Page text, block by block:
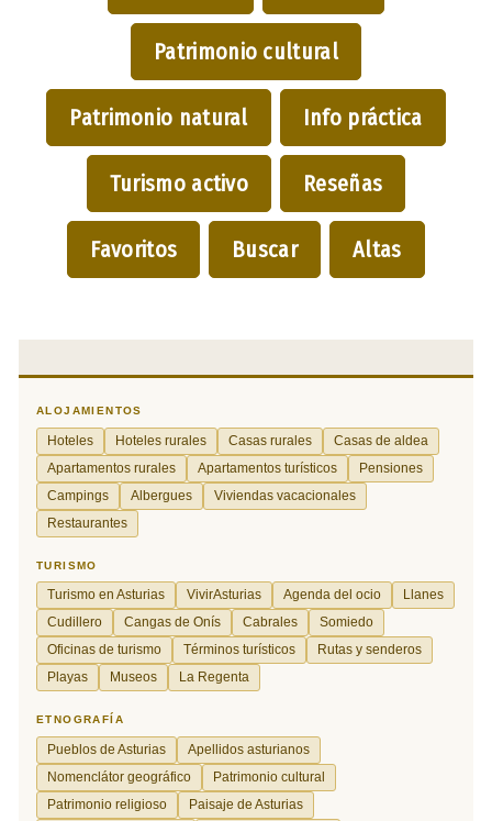
Patrimonio cultural
Patrimonio natural Info práctica
Turismo activo Reseñas
Favoritos Buscar Altas